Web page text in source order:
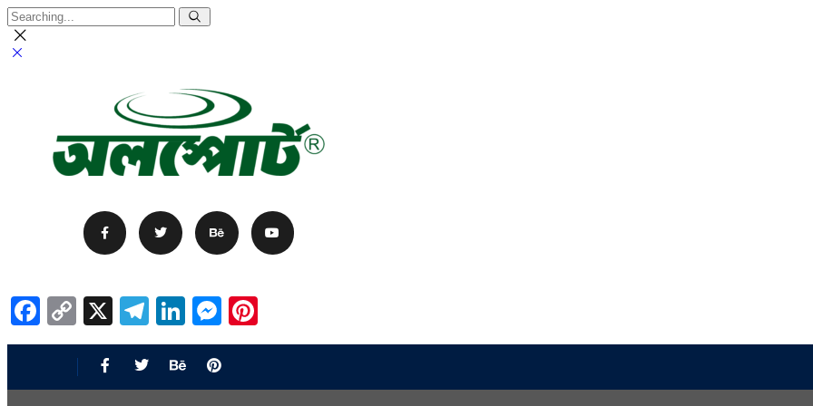
Facebook
Copy
Link
X Telegram
LinkedIn
Messenger